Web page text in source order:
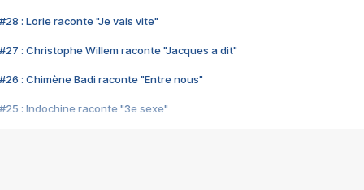
#28 : Lorie raconte "Je vais vite"
#27 : Christophe Willem raconte "Jacques a dit"
#26 : Chimène Badi raconte "Entre nous"
#25 : Indochine raconte "3e sexe"